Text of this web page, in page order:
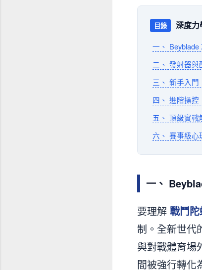
目錄 深度力
一、
二、 發射器
三、 新手入
四、 進階操控
五、 頂級實
六、 賽事級心
一、
要理解 戰鬥
制。全新世代
與對戰體育場
間被強行轉化